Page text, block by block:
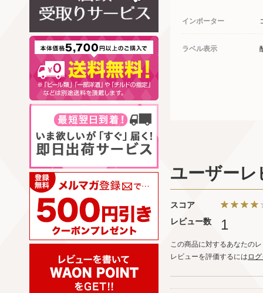
インポーター
ラベル表示
ユーザーレ
スコア
レビュー数
1
この商品に対するあなたの
レビューを評価するには ロ